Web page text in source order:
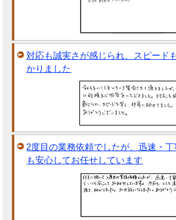
対応も誠実さが感じられ、スピード
かりました
2度目の業務依頼でしたが、迅速・
も安心してお任せしています